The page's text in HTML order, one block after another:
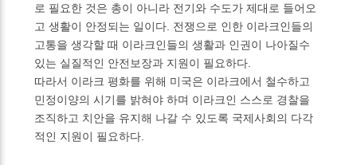
로 필요한 것은 총이 아니라 전기와 수도가 제대로 들어오
고 생활이 안정되는 일이다. 전쟁으로 인한 이라크인들의
고통을 생각할 때 이라크인들의 생활과 인권이 나아질수
있는 실질적인 안전보장과 지원이 필요하다.
따라서 이라크 평화를 위해 미국은 이라크에서 철수하고
민정이양의 시기를 밝혀야 하며 이라크인 스스로 경찰을
조직하고 치안을 유지해 나갈 수 있도록 국제사회의 다각
적인 지원이 필요하다.